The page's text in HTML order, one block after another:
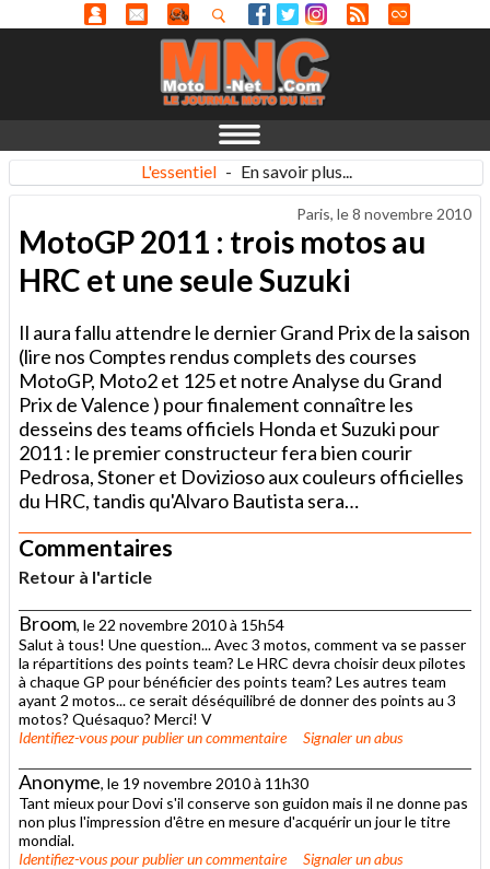
L'essentiel - En savoir plus...
Paris, le8 novembre 2010
MotoGP 2011 : trois motos au
HRC et une seule Suzuki
Il aura fallu attendre le dernier Grand Prix de la saison
(lire nos Comptes rendus complets des courses
MotoGP, Moto2 et 125 et notre Analyse du Grand
Prix de Valence ) pour finalement connaître les
desseins des teams officiels Honda et Suzuki pour
2011 : le premier constructeur fera bien courir
Pedrosa, Stoner et Dovizioso aux couleurs officielles
du HRC, tandis qu'Alvaro Bautista sera…
Commentaires
Retour à l'article
Broom, le 22 novembre 2010 à 15h54
Salut à tous! Une question... Avec 3 motos, comment va se passer
la répartitions des points team? Le HRC devra choisir deux pilotes
à chaque GP pour bénéficier des points team? Les autres team
ayant 2 motos... ce serait déséquilibré de donner des points au 3
motos? Quésaquo? Merci! V
Identifiez-vouspour publier un commentaire Signaler un abus
Anonyme, le 19 novembre 2010 à 11h30
Tant mieux pour Dovi s'il conserve son guidon mais il ne donne pas
non plus l'impression d'être en mesure d'acquérir un jour le titre
mondial.
Identifiez-vouspour publier un commentaire Signaler un abus